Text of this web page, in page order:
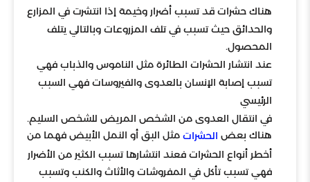
هناك حشرات قد تسبب أضرار وخيمة إذا انتشرت في المزارع
والحدائق حيث تسبب في تلف المزروعات وبالتالي يتلف
المحصول.
عند انتشار الحشرات الطائرة مثل الناموس والذباب فهي
تسبب إصابة الإنسان بالعدوى والفيروسات فهي السبب
الرئيسي
في انتقال العدوى من الشخص المريض للشخص السليم.
هناك بعض الحشرات مثل البق أو النمل الأبيض فهما من
أخطر أنواع الحشرات فعند انتشارها تسبب الكثير من الأضرار
فهي تسبب تأكل في المفروشات والأثاث والكنب وتسبب